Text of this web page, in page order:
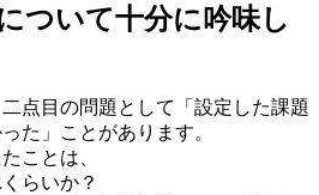
ついて十分に吟味し
点目の問題として「設定した課題
た」ことがあります。
ことは、
らいか？